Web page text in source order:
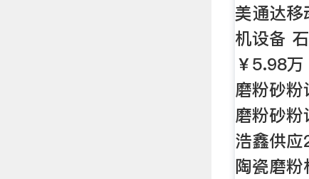
美通达
机设备
￥5.98
磨粉砂
磨粉砂
浩鑫供
陶瓷磨